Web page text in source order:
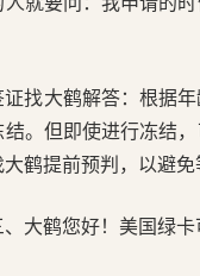
证找大鹤解答：根据
。但即使进行冻结
鹤提前预判，以避免
、大鹤您好！美国绿卡